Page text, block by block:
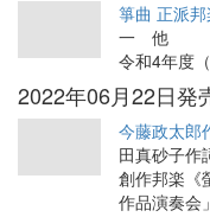
箏曲 正派
一 他
令和4年度
2022年06月22日発
今藤政太郎
田真砂子作
創作邦楽《
作品演奏会